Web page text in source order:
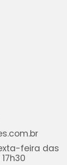
feira das